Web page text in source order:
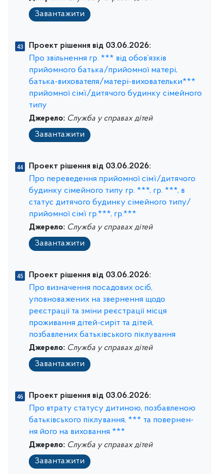
Завантажити
Проект рішення від 03.06.2026:
Про звільнення гр. *** від обов’язків
прийомного батька/прийомної матері,
батька-вихователя/матері-виховательки***
прийомної сім’ї/дитячого будинку сімейного
типу
Джерело: Служба у справах дітей
Завантажити
Проект рішення від 03.06.2026:
Про переведення прийомної сім’ї/дитячого
будинку сімейного типу гр. ***, гр. ***, в
статус дитячого будинку сімейного типу/
прийомної сім’ї гр.***, гр.***
Джерело: Служба у справах дітей
Завантажити
Проект рішення від 03.06.2026:
Про визначення посадових осіб,
уповноважених на звернення щодо
реєстрації та зміни реєстрації місця
проживання дітей-сиріт та дітей,
позбавлених батьківського піклування
Джерело: Служба у справах дітей
Завантажити
Проект рішення від 03.06.2026:
Про втрату статусу дитиною, позбавленою
батьківського піклування, *** та повернен-
ня його на виховання ***
Джерело: Служба у справах дітей
Завантажити